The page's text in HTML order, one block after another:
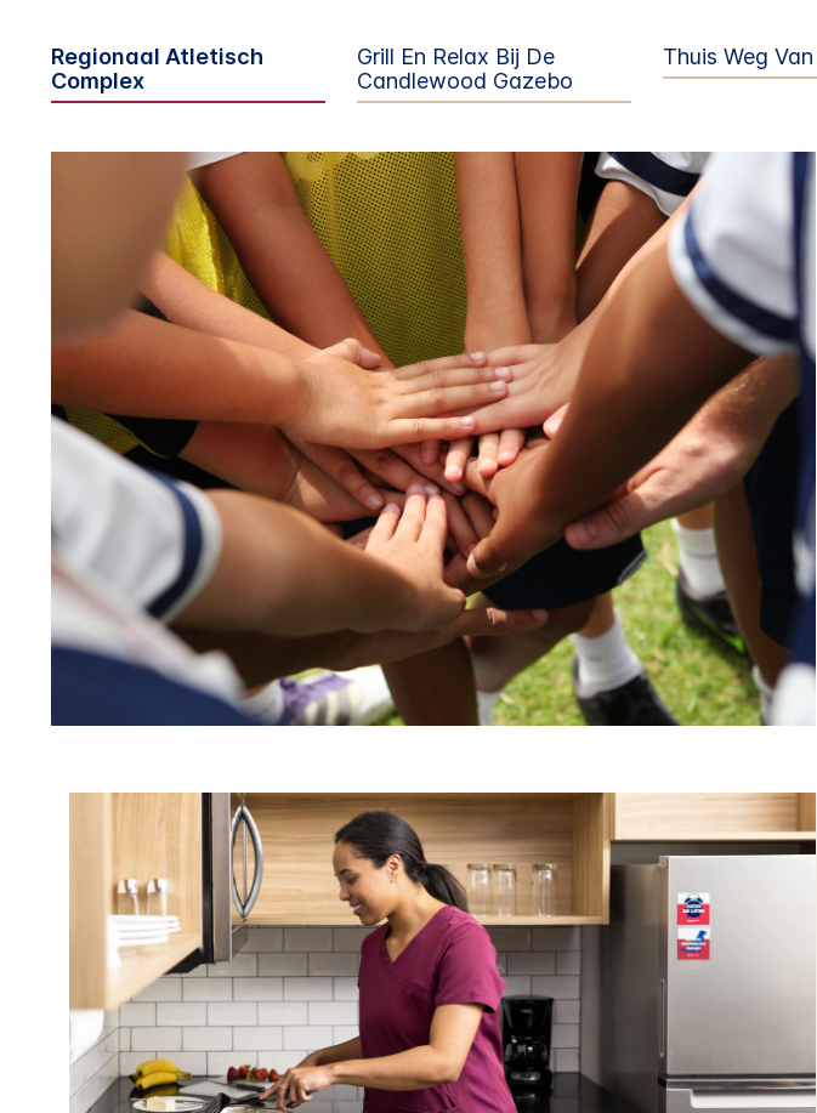
Regionaal Atletisch
Complex
Grill En Relax Bij De
Candlewood Gazebo
Thuis Weg